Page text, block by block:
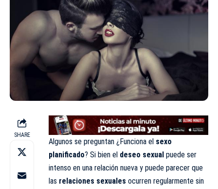
SHARE
Algunos se preguntan ¿Funciona el sexo
planificado? Si bien el deseo sexual puede ser
intenso en una relación nueva y puede parecer que
las relaciones sexuales ocurren regularmente sin